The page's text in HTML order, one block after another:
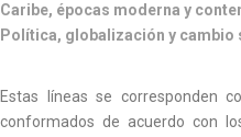
Caribe, épocas moderna y
Política, globalización y
Estas líneas se corresponden
conformados de acuerdo con